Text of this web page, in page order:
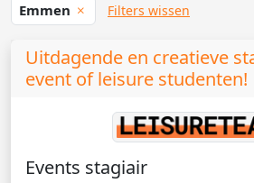
Emmen Filters wissen
Uitdagende en creatieve
event of leisure studenten!
Events stagiair